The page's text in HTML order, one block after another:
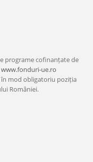
programe cofinanțate de
www.fonduri-ue.ro
mod obligatoriu poziția
României.